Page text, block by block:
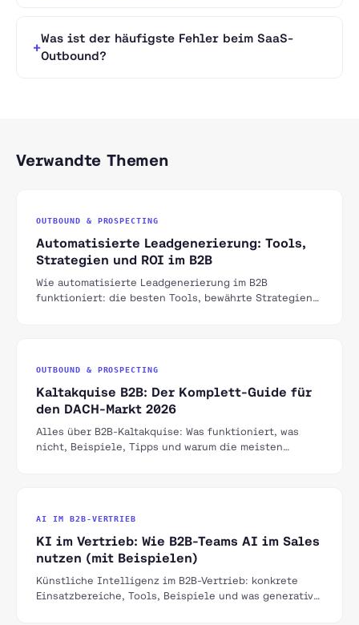
Was ist der häufigste Fehler beim SaaS-
Outbound?
Verwandte Themen
OUTBOUND & PROSPECTING
Automatisierte Leadgenerierung: Tools,
Strategien und ROI im B2B
Wie automatisierte Leadgenerierung im B2B
funktioniert: die besten Tools, bewährte Strategien
OUTBOUND & PROSPECTING
Kaltakquise B2B: Der Komplett-Guide für
den DACH-Markt 2026
Alles über B2B-Kaltakquise: Was funktioniert, was
nicht, Beispiele, Tipps und warum die meisten
AI IM B2B-VERTRIEB
KI im Vertrieb: Wie B2B-Teams AI im Sales
nutzen (mit Beispielen)
Künstliche Intelligenz im B2B-Vertrieb: konkrete
Einsatzbereiche, Tools, Beispiele und was generative